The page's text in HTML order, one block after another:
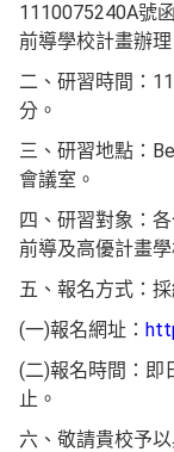
1110075240A號
前導學校計畫辦理
二、研習時間：
分。
三、研習地點：
會議室。
四、研習對象：
前導及高優計畫
五、報名方式：
(一)報名網址：
(二)報名時間：即
止。
六、敬請貴校予